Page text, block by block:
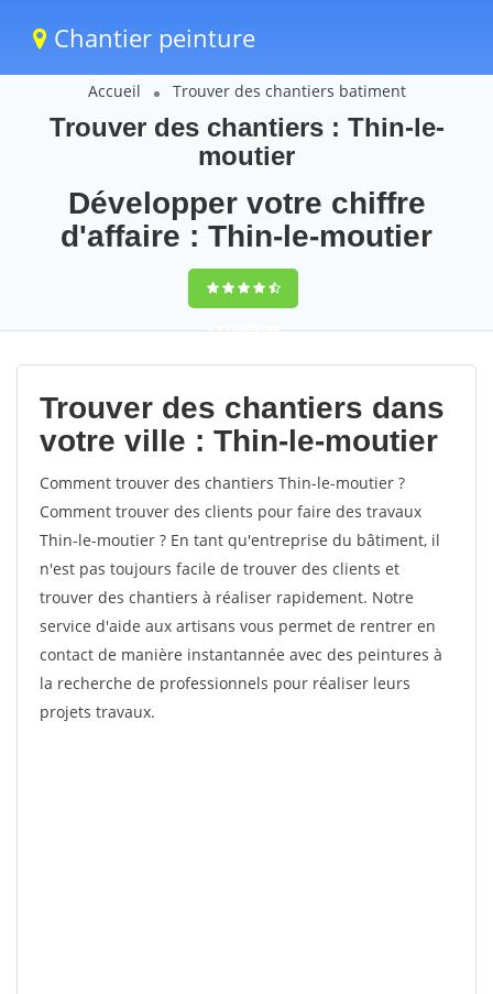
Chantier peinture
Accueil Trouver des chantiers batiment
Trouver des chantiers : Thin-le-
moutier
Développer votre chiffre
d'affaire : Thin-le-moutier
9,5(100%)66
votes
Trouver des chantiers dans
votre ville : Thin-le-moutier
Comment trouver des chantiers Thin-le-moutier ?
Comment trouver des clients pour faire des travaux
Thin-le-moutier ? En tant qu'entreprise du bâtiment, il
n'est pas toujours facile de trouver des clients et
trouver des chantiers à réaliser rapidement. Notre
service d'aide aux artisans vous permet de rentrer en
contact de manière instantannée avec des peintures à
la recherche de professionnels pour réaliser leurs
projets travaux.